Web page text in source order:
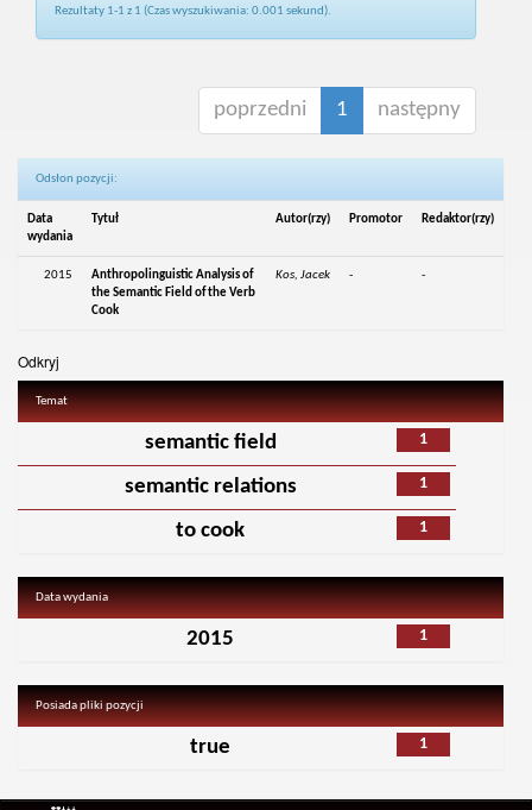
Rezultaty 1-1 z 1 (Czas wyszukiwania: 0.001 sekund).
poprzedni 1 następny
Odsłon pozycji:
Data
wydania
Tytuł Autor(rzy) Promotor Redaktor(rzy)
2015
Anthropolinguistic Analysis of
the Semantic Field of the Verb
Cook
Kos, Jacek - -
Odkryj
Temat
1
semantic field
1
semantic relations
1
to cook
Data wydania
1
2015
Posiada pliki pozycji
1
true